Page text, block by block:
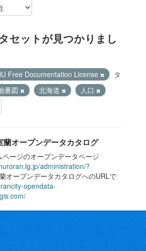
セットが見つかりまし
Free Documentation License
タ
番図 北海道
人口
蘭オープンデータカタログ
ージのオープンデータページ
administration/?
オープンデータカタログへのURLで
opendata-